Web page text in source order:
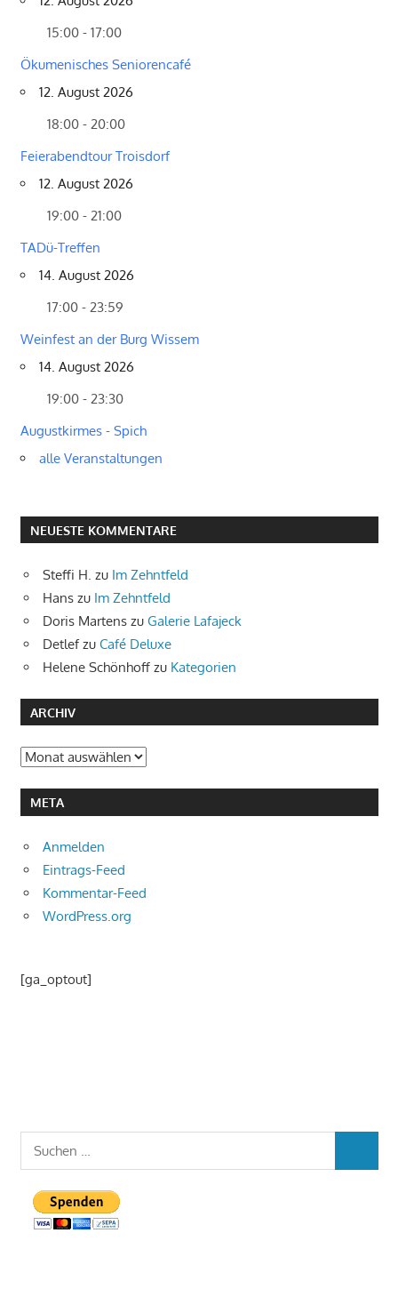
15:00 - 17:00
Ökumenisches Seniorencafé
12. August 2026
18:00 - 20:00
Feierabendtour Troisdorf
12. August 2026
19:00 - 21:00
TADü-Treffen
14. August 2026
17:00 - 23:59
Weinfest an der Burg Wissem
14. August 2026
19:00 - 23:30
Augustkirmes - Spich
alle Veranstaltungen
NEUESTE KOMMENTARE
Steffi H. zu Im Zehntfeld
Hans zu Im Zehntfeld
Doris Martens zu Galerie Lafajeck
Detlefzu Café Deluxe
Helene Schönhoff zu Kategorien
ARCHIV
Archiv
META
Anmelden
Eintrags-Feed
Kommentar-Feed
WordPress.org
[ga_optout]